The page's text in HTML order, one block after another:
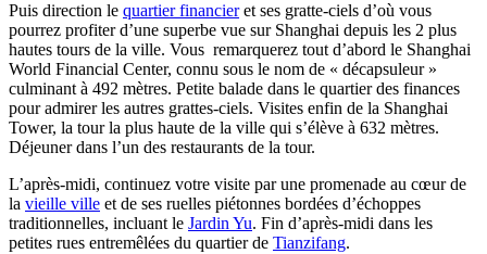
Puis direction le quartier financieret ses gratte-ciels d’où vous
pourrez profiter d’une superbe vue sur Shanghai depuis les 2 plus
hautes tours de la ville. Vous remarquerez tout d’abord le Shanghai
World Financial Center, connu sous le nom de « décapsuleur »
culminant à 492 mètres. Petite balade dans le quartier des finances
pour admirer les autres grattes-ciels. Visites enfin de la Shanghai
Tower, la tour la plus haute de la ville qui s’élève à 632 mètres.
Déjeuner dans l’un des restaurants de la tour.
L’après-midi, continuez votre visite par une promenade au cœur de
la vieille ville et de ses ruelles piétonnes bordées d’échoppes
traditionnelles, incluant le Jardin Yu. Fin d’après-midi dans les
petites rues entremêlées du quartier de Tianzifang.